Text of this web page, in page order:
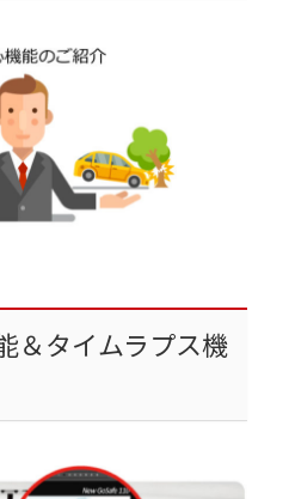
＆タイムラプス機